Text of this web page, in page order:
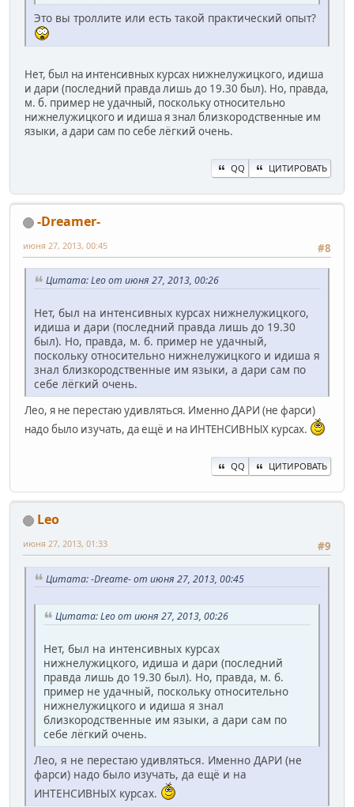
Это вы троллите или есть такой практический опыт?
Нет, был на интенсивных курсах нижнелужицкого, идиша
и дари (последний правда лишь до 19.30 был). Но, правда,
м. б. пример не удачный, поскольку относительно
нижнелужицкого и идиша я знал близкородственные им
языки, а дари сам по себе лёгкий очень.
QQ ЦИТИРОВАТЬ
-Dreamer-
#8
июня 27, 2013, 00:45
Цитата: Leo от июня 27, 2013, 00:26
Нет, был на интенсивных курсах нижнелужицкого,
идиша и дари (последний правда лишь до 19.30
был). Но, правда, м. б. пример не удачный,
поскольку относительно нижнелужицкого и идиша я
знал близкородственные им языки, а дари сам по
себе лёгкий очень.
Лео, я не перестаю удивляться. Именно ДАРИ (не фарси)
надо было изучать, да ещё и на ИНТЕНСИВНЫХ курсах.
QQ ЦИТИРОВАТЬ
Leo
#9
июня 27, 2013, 01:33
Цитата: -Dreame- от июня 27, 2013, 00:45
Цитата: Leo от июня 27, 2013, 00:26
Нет, был на интенсивных курсах
нижнелужицкого, идиша и дари (последний
правда лишь до 19.30 был). Но, правда, м. б.
пример не удачный, поскольку относительно
нижнелужицкого и идиша я знал
близкородственные им языки, а дари сам по
себе лёгкий очень.
Лео, я не перестаю удивляться. Именно ДАРИ (не
фарси) надо было изучать, да ещё и на
ИНТЕНСИВНЫХ курсах.